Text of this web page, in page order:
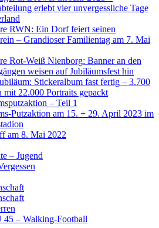
erlebt vier unvergessliche Tage
RWN: Ein Dorf feiert seinen
– Grandioser Familientag am 7. Mai
Rot-Weiß Nienborg: Banner an den
weisen auf Jubiläumsfest hin
Stickeralbum fast fertig – 3.700
mit 22.000 Portraits gepackt
– Teil 1
Putzaktion am 15. + 29. April 2023 im
am 8. Mai 2022
– Jugend
45 – Walking-Football